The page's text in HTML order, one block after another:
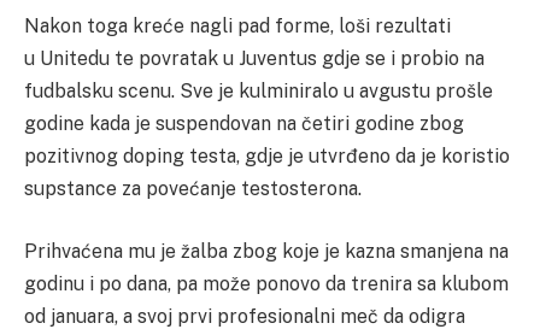
Nakon toga kreće nagli pad forme, loši rezultati
u Unitedu te povratak u Juventus gdje se i probio na
fudbalsku scenu. Sve je kulminiralo u avgustu prošle
godine kada je suspendovan na četiri godine zbog
pozitivnog doping testa, gdje je utvrđeno da je koristio
supstance za povećanje testosterona.
Prihvaćena mu je žalba zbog koje je kazna smanjena na
godinu i po dana, pa može ponovo da trenira sa klubom
od januara, a svoj prvi profesionalni meč da odigra